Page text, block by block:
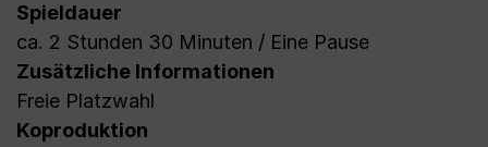
Spieldauer
ca. 2 Stunden 30 Minuten / Eine Pause
Zusätzliche Informationen
Freie Platzwahl
Koproduktion